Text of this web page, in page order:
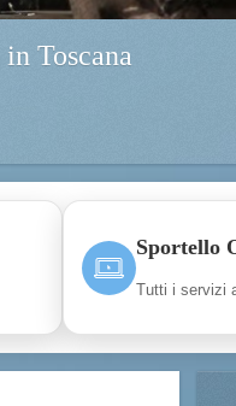
Toscana
Sportello
Tutti i servizi